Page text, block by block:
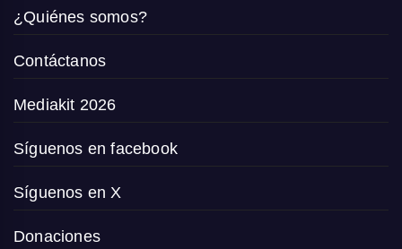
¿Quiénes somos?
Contáctanos
Mediakit 2026
Síguenos en facebook
Síguenos en X
Donaciones